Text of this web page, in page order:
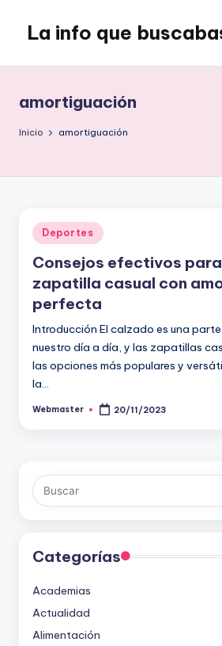
contenido
La info que
aprender
y
amortiguación
Inicio amortiguación
Publicado
en
Deportes
Consejos efectivos
zapatilla casual con
perfecta
Introducción El calzado es una
nuestro día a día, y las zapatillas
las opciones más populares y
la…
Publicado
Webmaster 20/11/2023
Categorías
Academias
Actualidad
Alimentación